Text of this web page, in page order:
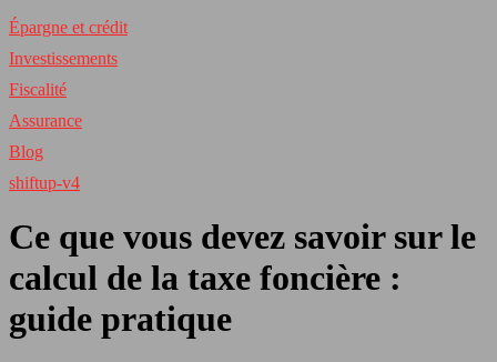
Épargne et crédit
Investissements
Fiscalité
Assurance
Blog
shiftup-v4
Ce que vous devez savoir sur le
calcul de la taxe foncière :
guide pratique